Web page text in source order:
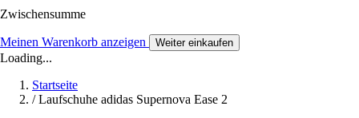
Zwischensumme
Meinen Warenkorb anzeigen Weiter einkaufen
Loading...
Startseite
/ Laufschuhe adidas Supernova Ease 2